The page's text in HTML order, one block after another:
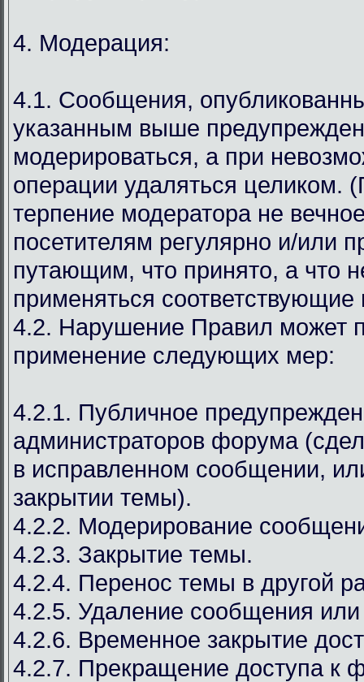
4. Модерация:
4.1. Сообщения,
указанным выше
модерироваться, а при
операции удаляться целиком.
терпение модератора не
посетителям регулярно и/или
путающим, что принято, а что
применяться
4.2. Нарушение Правил может
применение следующих мер:
4.2.1. Публичное
администраторов форума
в исправленном сообщении,
закрытии темы).
4.2.2. Модерирование
4.2.3. Закрытие темы.
4.2.4. Перенос темы в другой
4.2.5. Удаление сообщения
4.2.6. Временное закрытие
4.2.7. Прекращение доступа к